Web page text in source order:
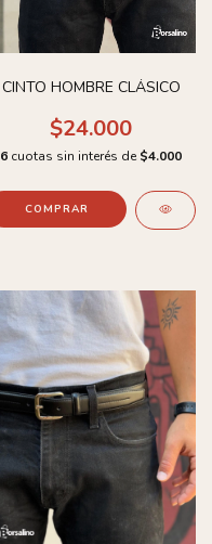
CINTO HOMBRE CLÁSICO
$24.000
6 cuotas sin interés de $4.000
COMPRAR